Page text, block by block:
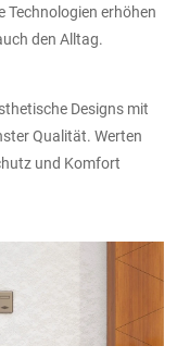
Technologien erhöhen
den Alltag.
Designs mit
Qualität. Werten
und Komfort